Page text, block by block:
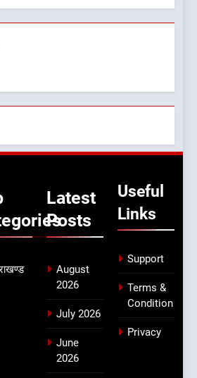
Latest
Posts
August
2026
July 2026
June
2026
Useful
Links
Support
Terms &
Condition
Privacy